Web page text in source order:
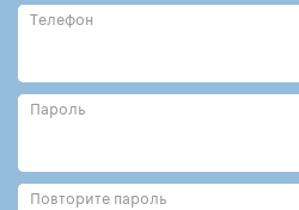
Телефон
Пароль
Повторите пароль